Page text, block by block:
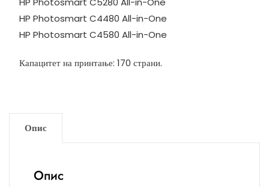
HP Photosmart C4480 All-in-One
HP Photosmart C4580 All-in-One
Капацитет на принтање: 170 страни.
Опис
Опис